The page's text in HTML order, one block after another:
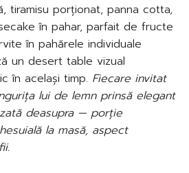
tiramisu porționat, panna cotta,
în pahar, parfait de fructe
în pahărele individuale
un desert table vizual
în același timp. Fiecare invitat
lui de lemn prinsă elegant
deasupra — porție
la masă, aspect